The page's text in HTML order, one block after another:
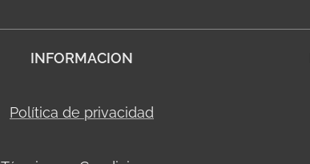
INFORMACION
Política de privacidad